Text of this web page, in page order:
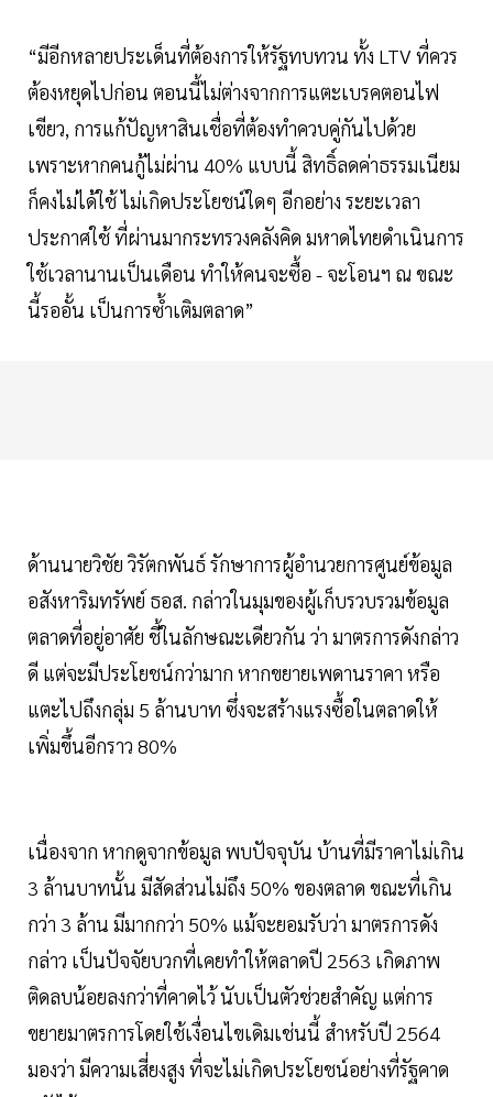
“มีอีกหลายประเด็นที่ต้องการให้รัฐทบทวน ทั้ง LTV ที่ควร
ต้องหยุดไปก่อน ตอนนี้ไม่ต่างจากการแตะเบรคตอนไฟ
เขียว, การแก้ปัญหาสินเชื่อที่ต้องทำควบคู่กันไปด้วย
เพราะหากคนกู้ไม่ผ่าน 40% แบบนี้ สิทธิ์ลดค่าธรรมเนียม
ก็คงไม่ได้ใช้ ไม่เกิดประโยชน์ใดๆ อีกอย่าง ระยะเวลา
ประกาศใช้ ที่ผ่านมากระทรวงคลังคิด มหาดไทยดำเนินการ
ใช้เวลานานเป็นเดือน ทำให้คนจะซื้อ - จะโอนฯ ณ ขณะ
นี้รออั้น เป็นการซ้ำเติมตลาด”
ด้านนายวิชัย วิรัตกพันธ์ รักษาการผู้อำนวยการศูนย์ข้อมูล
อสังหาริมทรัพย์ ธอส. กล่าวในมุมของผู้เก็บรวบรวมข้อมูล
ตลาดที่อยู่อาศัย ชี้ในลักษณะเดียวกัน ว่า มาตรการดังกล่าว
ดี แต่จะมีประโยชน์กว่ามาก หากขยายเพดานราคา หรือ
แตะไปถึงกลุ่ม 5 ล้านบาท ซึ่งจะสร้างแรงซื้อในตลาดให้
เพิ่มขึ้นอีกราว 80%
เนื่องจาก หากดูจากข้อมูล พบปัจจุบัน บ้านที่มีราคาไม่เกิน
3 ล้านบาทนั้น มีสัดส่วนไม่ถึง 50% ของตลาด ขณะที่เกิน
กว่า 3 ล้าน มีมากกว่า 50% แม้จะยอมรับว่า มาตรการดัง
กล่าว เป็นปัจจัยบวกที่เคยทำให้ตลาดปี 2563 เกิดภาพ
ติดลบน้อยลงกว่าที่คาดไว้ นับเป็นตัวช่วยสำคัญ แต่การ
ขยายมาตรการโดยใช้เงื่อนไขเดิมเช่นนี้ สำหรับปี 2564
มองว่า มีความเสี่ยงสูง ที่จะไม่เกิดประโยชน์อย่างที่รัฐคาด